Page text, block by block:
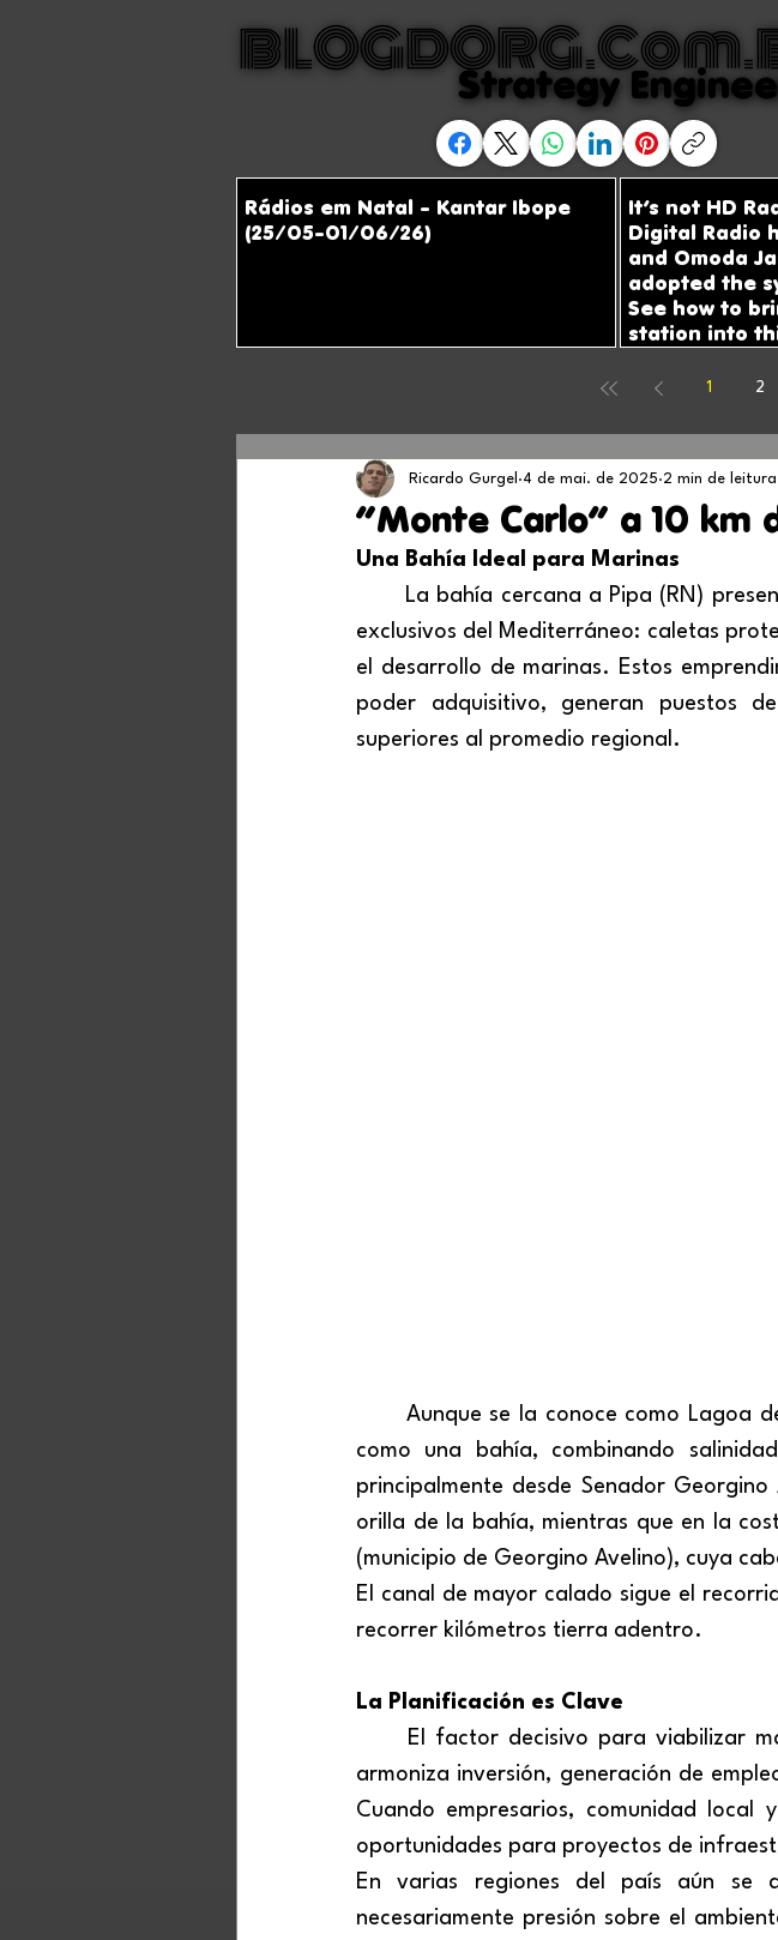
Strategy
Strategy
Rádios em Natal - Kantar Ibope
(25/05-01/06/26)
It’s not HD
Digital Radio
and Omoda
adopted the
See how to
station into
1 2
“Monte Carlo” a 10 km
Ricardo Gurgel 4 de mai. de 2025 2 min de leitura
Una Bahía Ideal para Marinas
La bahía cercana a Pipa (RN)
exclusivos del Mediterráneo: caletas
el desarrollo de marinas. Estos
poder adquisitivo, generan puestos
superiores al promedio regional.
como una bahía, combinando
principalmente desde Senador
orilla de la bahía, mientras que en la
(municipio de Georgino Avelino), cuya
El canal de mayor calado sigue el
recorrer kilómetros tierra adentro.
La Planificación es Clave
El factor decisivo para viabilizar
armoniza inversión, generación de
Cuando empresarios, comunidad local
oportunidades para proyectos de
En varias regiones del país aún se
necesariamente presión sobre el